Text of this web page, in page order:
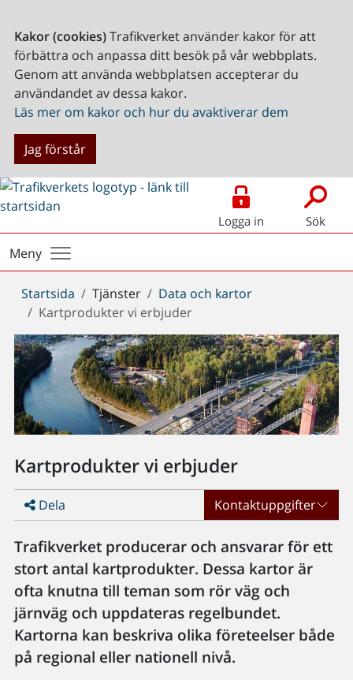
Kakor (cookies)Trafikverket använder kakor för att
förbättra och anpassa ditt besök på vår webbplats.
Genom att använda webbplatsen accepterar du
användandet av dessa kakor.
Läs mer om kakor och hur du avaktiverar dem
Jag förstår
Logga in Sök
Meny
Du
är
här:
Startsida Tjänster
Data och kartor
Kartprodukter vi erbjuder
Kartprodukter vi erbjuder
Dela Kontaktuppgifter
Trafikverket producerar och ansvarar för ett
stort antal kartprodukter. Dessa kartor är
ofta knutna till teman som rör väg och
järnväg och uppdateras regelbundet.
Kartorna kan beskriva olika företeelser både
på regional eller nationell nivå.